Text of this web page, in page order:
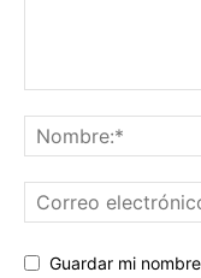
Guardar mi